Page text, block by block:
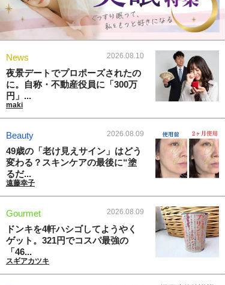
News 2026.08.10
夜景デートでプロポーズされたの
に。自称・不動産役員に「300万
円」...
maki
Beauty 2026.08.09
49歳の「老け見えサイン」はどう
変わる？スキンケアの最後に“塗
るだ...
遠藤幸子
Gourmet 2026.08.09
ドンキを4軒ハシゴしてようやく
ゲット。321円でコスパ最強の
「46...
スギアカツキ